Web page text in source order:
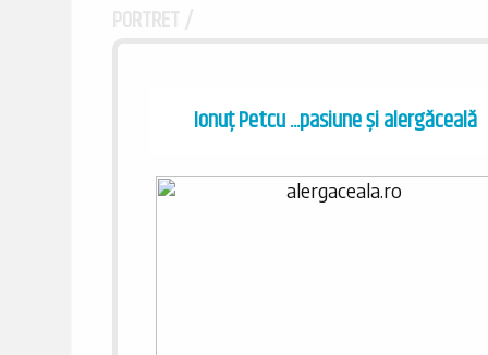
PORTRET /
Ionuţ Petcu ...pasiune și alergăceală